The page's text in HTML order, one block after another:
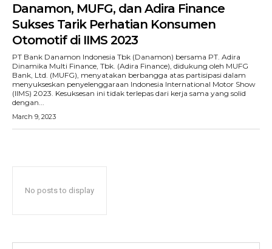
Danamon, MUFG, dan Adira Finance
Sukses Tarik Perhatian Konsumen
Otomotif di IIMS 2023
PT Bank Danamon Indonesia Tbk (Danamon) bersama PT. Adira
Dinamika Multi Finance, Tbk. (Adira Finance), didukung oleh MUFG
Bank, Ltd. (MUFG), menyatakan berbangga atas partisipasi dalam
menyukseskan penyelenggaraan Indonesia International Motor Show
(IIMS) 2023. Kesuksesan ini tidak terlepas dari kerja sama yang solid
dengan...
March 9, 2023
No posts to display